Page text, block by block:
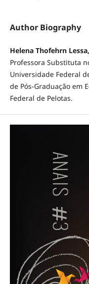
Author Biography
Helena Thofehrn
Professora Substituta
Universidade Federal
de Pós-Graduação em
Federal de Pelotas.